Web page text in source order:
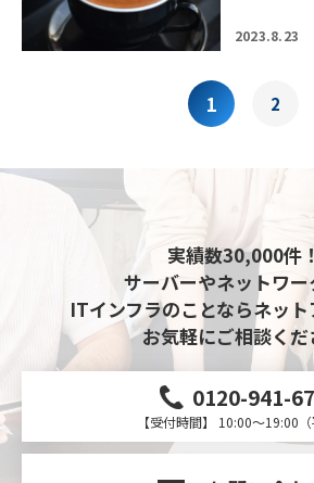
2023.8.23
1 2
実績数30,000件！
サーバーやネットワー
ITインフラのことならネット
お気軽にご相談くだ
0120-941-
【受付時間】 10:00～19:00（